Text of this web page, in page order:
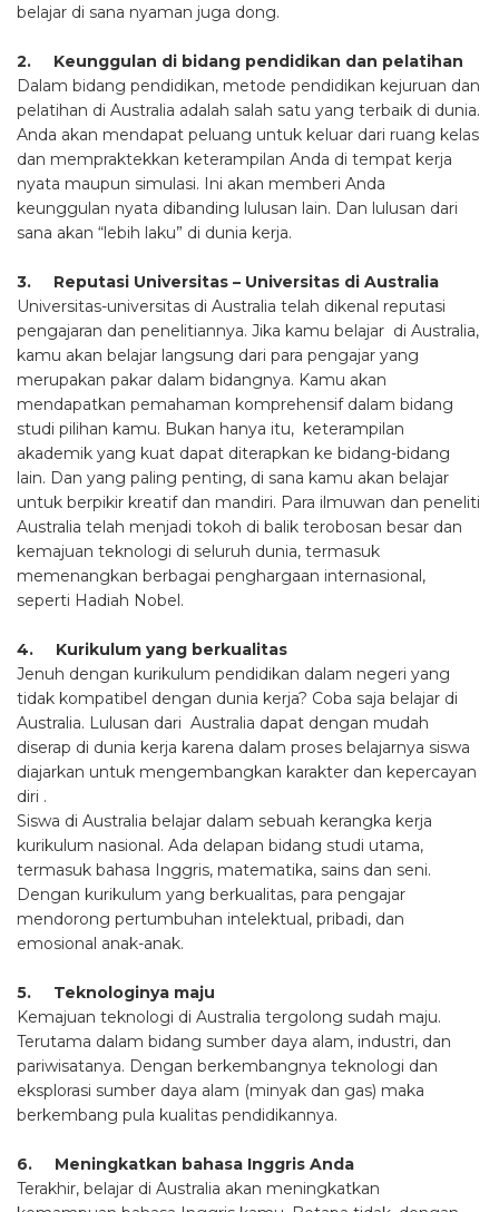
belajar di sana nyaman juga dong.
2. Keunggulan di bidang pendidikan dan pelatihan
Dalam bidang pendidikan, metode pendidikan kejuruan dan
pelatihan di Australia adalah salah satu yang terbaik di dunia.
Anda akan mendapat peluang untuk keluar dari ruang kelas
dan mempraktekkan keterampilan Anda di tempat kerja
nyata maupun simulasi. Ini akan memberi Anda
keunggulan nyata dibanding lulusan lain. Dan lulusan dari
sana akan “lebih laku” di dunia kerja.
3. Reputasi Universitas – Universitas di Australia
Universitas-universitas di Australia telah dikenal reputasi
pengajaran dan penelitiannya. Jika kamu belajar di Australia,
kamu akan belajar langsung dari para pengajar yang
merupakan pakar dalam bidangnya. Kamu akan
mendapatkan pemahaman komprehensif dalam bidang
studi pilihan kamu. Bukan hanya itu, keterampilan
akademik yang kuat dapat diterapkan ke bidang-bidang
lain. Dan yang paling penting, di sana kamu akan belajar
untuk berpikir kreatif dan mandiri. Para ilmuwan dan peneliti
Australia telah menjadi tokoh di balik terobosan besar dan
kemajuan teknologi di seluruh dunia, termasuk
memenangkan berbagai penghargaan internasional,
seperti Hadiah Nobel.
4. Kurikulum yang berkualitas
Jenuh dengan kurikulum pendidikan dalam negeri yang
tidak kompatibel dengan dunia kerja? Coba saja belajar di
Australia. Lulusan dari Australia dapat dengan mudah
diserap di dunia kerja karena dalam proses belajarnya siswa
diajarkan untuk mengembangkan karakter dan kepercayan
diri .
Siswa di Australia belajar dalam sebuah kerangka kerja
kurikulum nasional. Ada delapan bidang studi utama,
termasuk bahasa Inggris, matematika, sains dan seni.
Dengan kurikulum yang berkualitas, para pengajar
mendorong pertumbuhan intelektual, pribadi, dan
emosional anak-anak.
5. Teknologinya maju
Kemajuan teknologi di Australia tergolong sudah maju.
Terutama dalam bidang sumber daya alam, industri, dan
pariwisatanya. Dengan berkembangnya teknologi dan
eksplorasi sumber daya alam (minyak dan gas) maka
berkembang pula kualitas pendidikannya.
6. Meningkatkan bahasa Inggris Anda
Terakhir, belajar di Australia akan meningkatkan